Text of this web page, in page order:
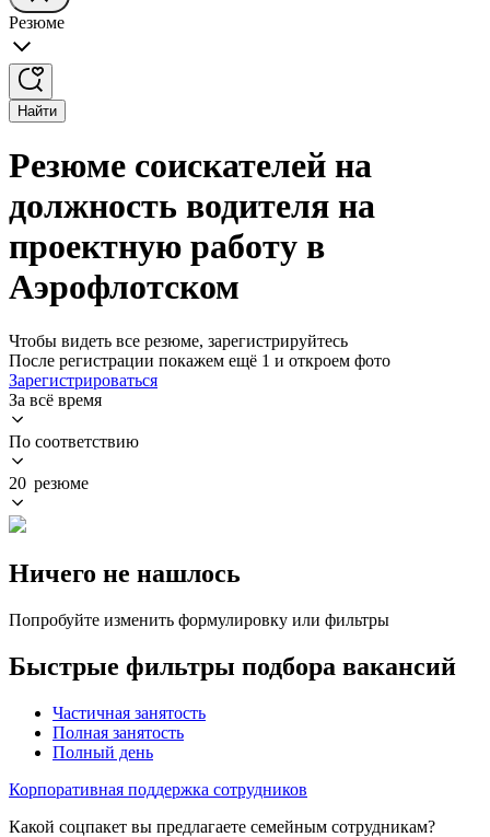
Резюме
Найти
Резюме соискателей на
должность водителя на
проектную работу в
Аэрофлотском
Чтобы видеть все резюме, зарегистрируйтесь
После регистрации покажем ещё 1 и откроем фото
Зарегистрироваться
За всё время
По соответствию
20 резюме
Ничего не нашлось
Попробуйте изменить формулировку или фильтры
Быстрые фильтры подбора вакансий
Частичная занятость
Полная занятость
Полный день
Корпоративная поддержка сотрудников
Какой соцпакет вы предлагаете семейным сотрудникам?